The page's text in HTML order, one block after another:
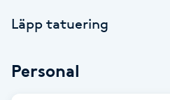
Extensions
Läpp tatuering
Personal